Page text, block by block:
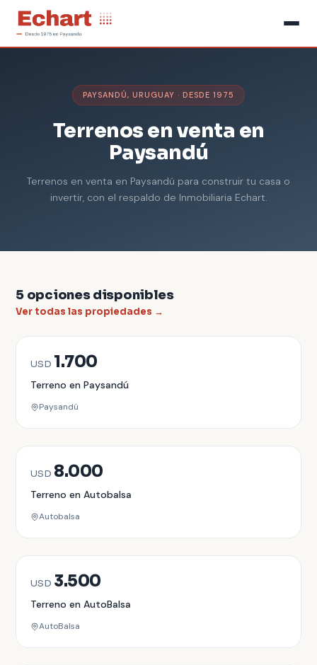
PAYSANDÚ, URUGUAY · DESDE 1975
Terrenos en venta en
Paysandú
Terrenos en venta en Paysandú para construir tu casa o
invertir, con el respaldo de Inmobiliaria Echart.
5 opciones disponibles
Ver todas las propiedades →
VENTA
USD 1.700
Terreno en Paysandú
Paysandú
VENTA
USD 8.000
Terreno en Autobalsa
Autobalsa
VENTA
USD 3.500
Terreno en AutoBalsa
AutoBalsa